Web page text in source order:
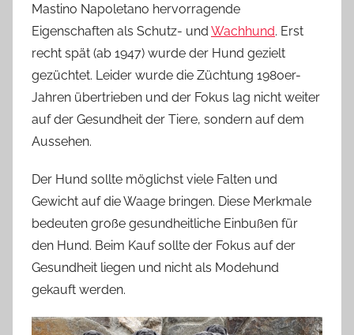
Mastino Napoletano hervorragende
Eigenschaften als Schutz- und Wachhund. Erst
recht spät (ab 1947) wurde der Hund gezielt
gezüchtet. Leider wurde die Züchtung 1980er-
Jahren übertrieben und der Fokus lag nicht weiter
auf der Gesundheit der Tiere, sondern auf dem
Aussehen.
Der Hund sollte möglichst viele Falten und
Gewicht auf die Waage bringen. Diese Merkmale
bedeuten große gesundheitliche Einbußen für
den Hund. Beim Kauf sollte der Fokus auf der
Gesundheit liegen und nicht als Modehund
gekauft werden.